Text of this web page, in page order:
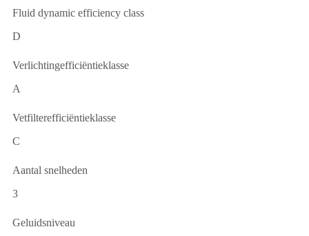
Fluid dynamic efficiency class
D
Verlichtingefficiëntieklasse
A
Vetfilterefficiëntieklasse
C
Aantal snelheden
3
Geluidsniveau